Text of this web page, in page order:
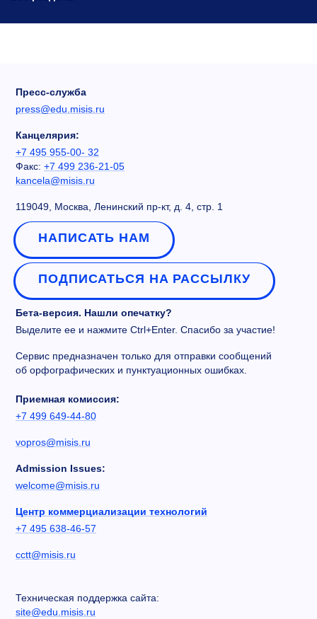
Пресс-служба
press@edu.misis.ru
Канцелярия:
+7 495 955-00- 32
Факс: +7 499 236-21-05
kancela@misis.ru
119049, Москва, Ленинский пр-кт, д. 4, стр. 1
НАПИСАТЬ НАМ
ПОДПИСАТЬСЯ НА РАССЫЛКУ
Бета-версия. Нашли опечатку?
Выделите ее и нажмите Ctrl+Enter. Спасибо за участие!
Сервис предназначен только для отправки сообщений
об орфографических и пунктуационных ошибках.
Приемная комиссия:
+7 499 649-44-80
vopros@misis.ru
Admission Issues:
welcome@misis.ru
Центр коммерциализации технологий
+7 495 638-46-57
cctt@misis.ru
Техническая поддержка сайта:
site@edu.misis.ru